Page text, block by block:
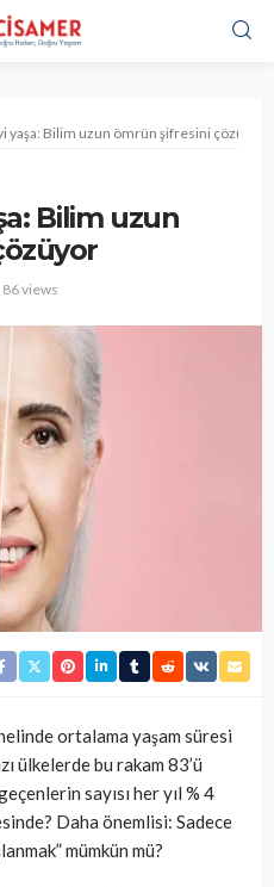
yaşa: Bilim uzun ömrün şifresini çözüyor
Bilim uzun
86 views
ortalama yaşam süresi
ülkelerde bu rakam 83’ü
sayısı her yıl % 4
Daha önemlisi: Sadece
mümkün mü?